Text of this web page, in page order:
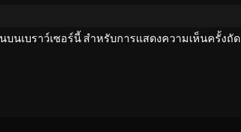
นเบราว์เซอร์นี้ สำหรับการแสดงความเห็นครั้งถัด